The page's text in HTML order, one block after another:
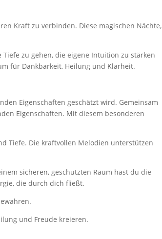
Kraft zu verbinden. Diese magischen Nächte,
zu gehen, die eigene Intuition zu stärken
für Dankbarkeit, Heilung und Klarheit.
Eigenschaften geschätzt wird. Gemeinsam
Eigenschaften. Mit diesem besonderen
Tiefe. Die kraftvollen Melodien unterstützen
sicheren, geschützten Raum hast du die
die durch dich fließt.
und Freude kreieren.